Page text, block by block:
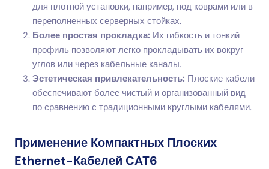
для плотной установки, например, под коврами или в
переполненных серверных стойках.
Более простая прокладка: Их гибкость и тонкий
профиль позволяют легко прокладывать их вокруг
углов или через кабельные каналы.
Эстетическая привлекательность: Плоские кабели
обеспечивают более чистый и организованный вид
по сравнению с традиционными круглыми кабелями.
Применение Компактных Плоских
Ethernet-Кабелей CAT6